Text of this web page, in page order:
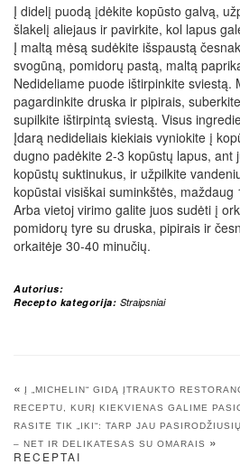
Į didelį puodą įdėkite kopūsto galvą,
šlakelį aliejaus ir pavirkite, kol lapus
Į maltą mėsą sudėkite išspaustą
svogūną, pomidorų pastą, maltą
Nedideliame puode ištirpinkite sviestą.
pagardinkite druska ir pipirais,
supilkite ištirpintą sviestą. Visus
Įdarą nedideliais kiekiais vyniokite į
dugno padėkite 2-3 kopūstų lapus, ant
kopūstų suktinukus, ir užpilkite
kopūstai visiškai suminkštės, maždaug
Arba vietoj virimo galite juos sudėti į
pomidorų tyre su druska, pipirais ir
orkaitėje 30-40 minučių.
Autorius:
Recepto kategorija: Straipsniai
« Į „MICHELIN“ GIDĄ ĮTRAUKTO
RECEPTU, KURĮ KIEKVIENAS GALIME
RASITE TIK „IKI“: TARP JAU
– NET IR DELIKATESAS SU OMARAIS
»
RECEPTAI